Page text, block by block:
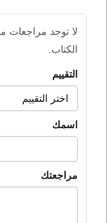
لا توجد مراجعات
الكتاب.
التقييم
اسمك
مراجعتك